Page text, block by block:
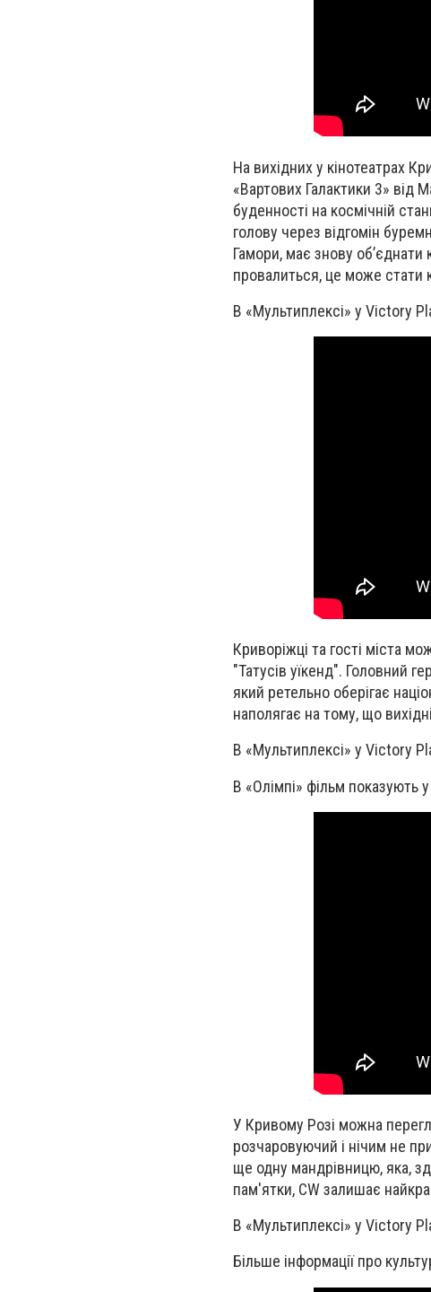
На вихідних у кінотеатрах
«Вартових Галактики 3» від
буденності на космічній
голову через відгомін
Гамори, має знову
провалиться, це може стати
В «Мультиплексі» у Victory
Криворіжці та гості міста
"Татусів уїкенд". Головний
який ретельно оберігає
наполягає на тому, що
В «Мультиплексі» у Victory
В «Олімпі» фільм показують
У Кривому Розі можна
розчаровуючий і нічим не
ще одну мандрівницю, яка,
пам'ятки, CW залишає
В «Мультиплексі» у Victory
Більше інформації про